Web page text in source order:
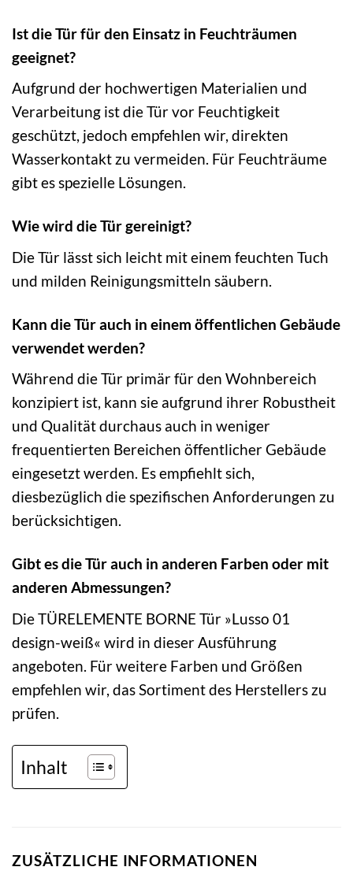
Ist die Tür für den Einsatz in Feuchträumen
geeignet?
Aufgrund der hochwertigen Materialien und
Verarbeitung ist die Tür vor Feuchtigkeit
geschützt, jedoch empfehlen wir, direkten
Wasserkontakt zu vermeiden. Für Feuchträume
gibt es spezielle Lösungen.
Wie wird die Tür gereinigt?
Die Tür lässt sich leicht mit einem feuchten Tuch
und milden Reinigungsmitteln säubern.
Kann die Tür auch in einem öffentlichen Gebäude
verwendet werden?
Während die Tür primär für den Wohnbereich
konzipiert ist, kann sie aufgrund ihrer Robustheit
und Qualität durchaus auch in weniger
frequentierten Bereichen öffentlicher Gebäude
eingesetzt werden. Es empfiehlt sich,
diesbezüglich die spezifischen Anforderungen zu
berücksichtigen.
Gibt es die Tür auch in anderen Farben oder mit
anderen Abmessungen?
Die TÜRELEMENTE BORNE Tür »Lusso 01
design-weiß« wird in dieser Ausführung
angeboten. Für weitere Farben und Größen
empfehlen wir, das Sortiment des Herstellers zu
prüfen.
Inhalt
ZUSÄTZLICHE INFORMATIONEN